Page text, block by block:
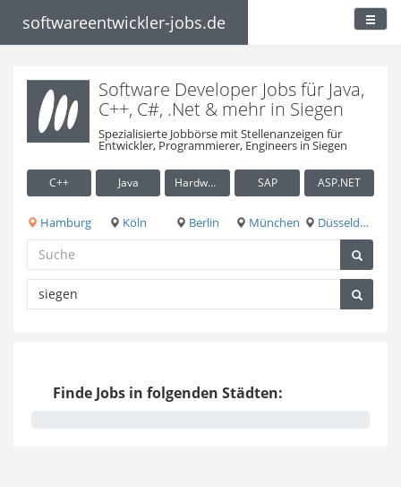
softwareentwickler-jobs.de
Software Developer Jobs für Java,
C++, C#, .Net & mehr in Siegen
Spezialisierte Jobbörse mit Stellenanzeigen für
Entwickler, Programmierer, Engineers in Siegen
C++ Java Hardware / Embedded SAP ASP.NET
Hamburg Köln Berlin München Düsseldorf
Finde Jobs in folgenden Städten: